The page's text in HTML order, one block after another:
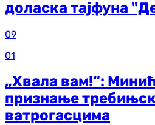
доласка тајфуна
09
01
„Хвала вам!“:
признање
ватрогасцима